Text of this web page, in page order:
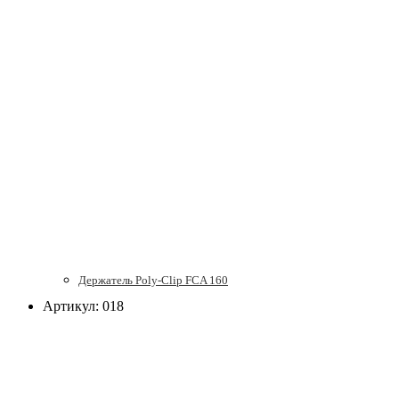
Держатель Poly-Clip FCA 160
Артикул: 018